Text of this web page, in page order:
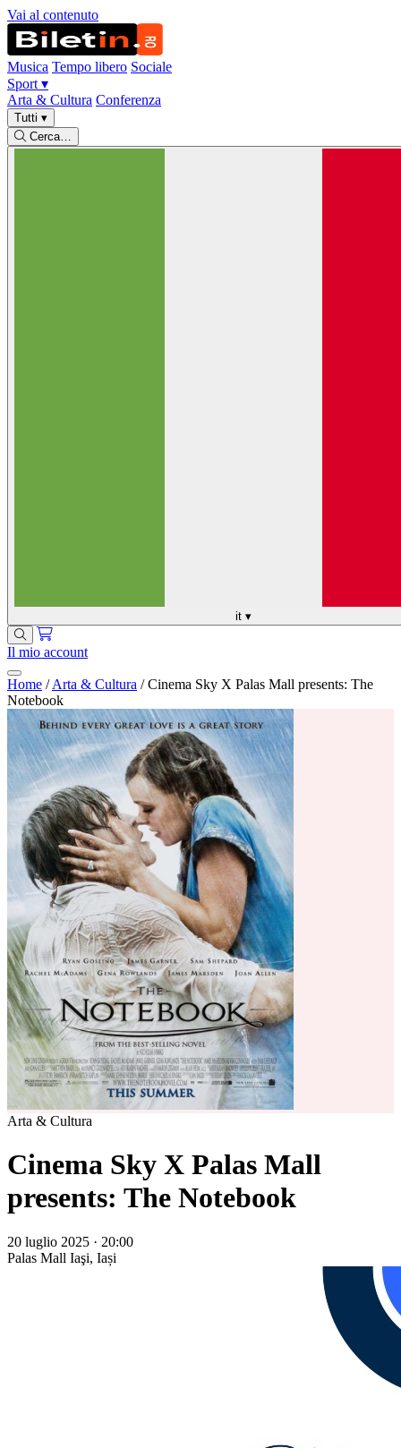
Vai al contenuto
Musica Tempo libero Sociale
Sport ▾
Arta & Cultura Conferenza
Tutti ▾
Cerca…
it ▾
Il mio account
Home / Arta & Cultura / Cinema Sky X Palas Mall presents: The
Notebook
Arta & Cultura
Cinema Sky X Palas Mall
presents: The Notebook
20 luglio 2025 · 20:00
Palas Mall Iaşi, Iași